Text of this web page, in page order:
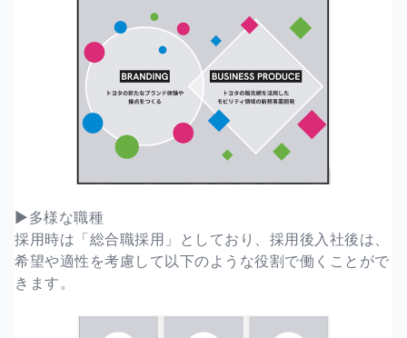
▶︎多様な職種
採用時は「総合職採用」としており、採用後入社後は、
希望や適性を考慮して以下のような役割で働くことがで
きます。